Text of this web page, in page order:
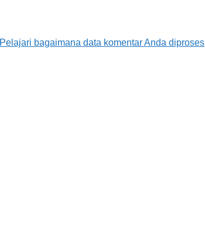
Pelajari bagaimana data komentar Anda diproses